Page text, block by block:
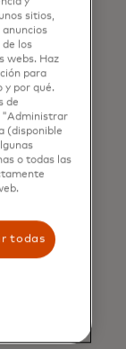
su
un
sitios,
de los
webs. Haz
para
y por qué.
de
"Administrar
(disponible
o todas las
todas